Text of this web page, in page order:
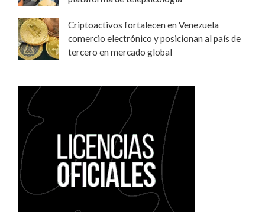
Criptoactivos fortalecen en Venezuela
comercio electrónico y posicionan al país de
tercero en mercado global